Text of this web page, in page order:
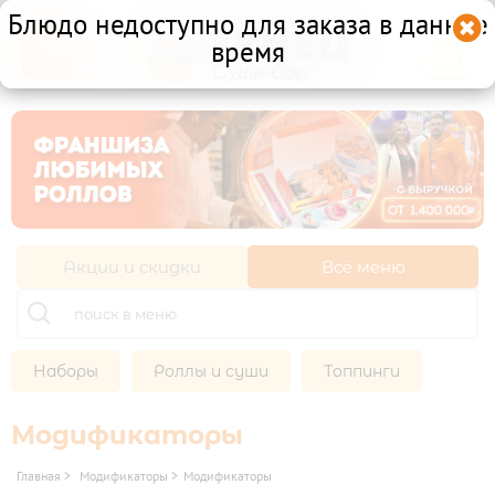
Другой ресторан
Личный кабинет
Франшиза

ХОЛОДНЫЕ НАБОРЫ
РОЛЛЫ И СУШИ 
ТОППИНГИ
Акции и скидки Всё меню
Наборы Роллы и суши Топпинги
Модификаторы
Главная > Модификаторы > Модификаторы

Блюдо недоступно для заказа в данное
время